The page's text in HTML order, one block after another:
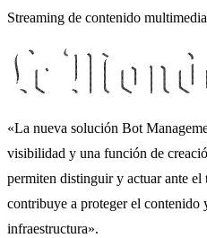
Streaming de contenido multimedia
«La nueva solución Bot
visibilidad y una función de
permiten distinguir y actuar ante
contribuye a proteger el contenido
infraestructura».